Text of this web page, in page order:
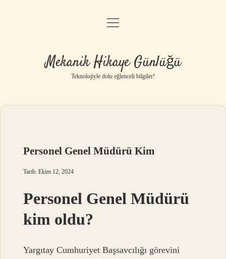
Anasayfa
Yasal Uyarı
menüyü
Mekanik Hikaye Günlüğü
Teknolojiyle dolu eğlenceli bilgiler!
Personel Genel Müdürü Kim
Tarih: Ekim 12, 2024
Personel Genel Müdürü
kim oldu?
Yargıtay Cumhuriyet Başsavcılığı görevini